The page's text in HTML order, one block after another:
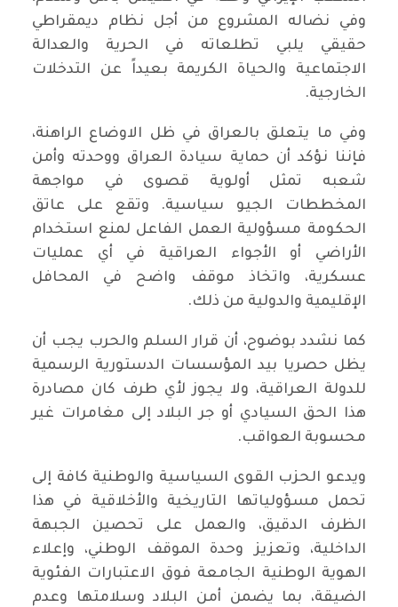
وفي نضاله المشروع من أجل نظام ديمقراطي
حقيقي يلبي تطلعاته في الحرية والعدالة
الاجتماعية والحياة الكريمة بعيداً عن التدخلات
الخارجية.
وفي ما يتعلق بالعراق في ظل الاوضاع الراهنة،
فإننا نؤكد أن حماية سيادة العراق ووحدته وأمن
شعبه تمثل أولوية قصوى في مواجهة
المخططات الجيو سياسية. وتقع على عاتق
الحكومة مسؤولية العمل الفاعل لمنع استخدام
الأراضي أو الأجواء العراقية في أي عمليات
عسكرية، واتخاذ موقف واضح في المحافل
الإقليمية والدولية من ذلك.
كما نشدد بوضوح، أن قرار السلم والحرب يجب أن
يظل حصريا بيد المؤسسات الدستورية الرسمية
للدولة العراقية، ولا يجوز لأي طرف كان مصادرة
هذا الحق السيادي أو جر البلاد إلى مغامرات غير
محسوبة العواقب.
ويدعو الحزب القوى السياسية والوطنية كافة إلى
تحمل مسؤولياتها التاريخية والأخلاقية في هذا
الظرف الدقيق، والعمل على تحصين الجبهة
الداخلية، وتعزيز وحدة الموقف الوطني، وإعلاء
الهوية الوطنية الجامعة فوق الاعتبارات الفئوية
الضيقة، بما يضمن أمن البلاد وسلامتها وعدم